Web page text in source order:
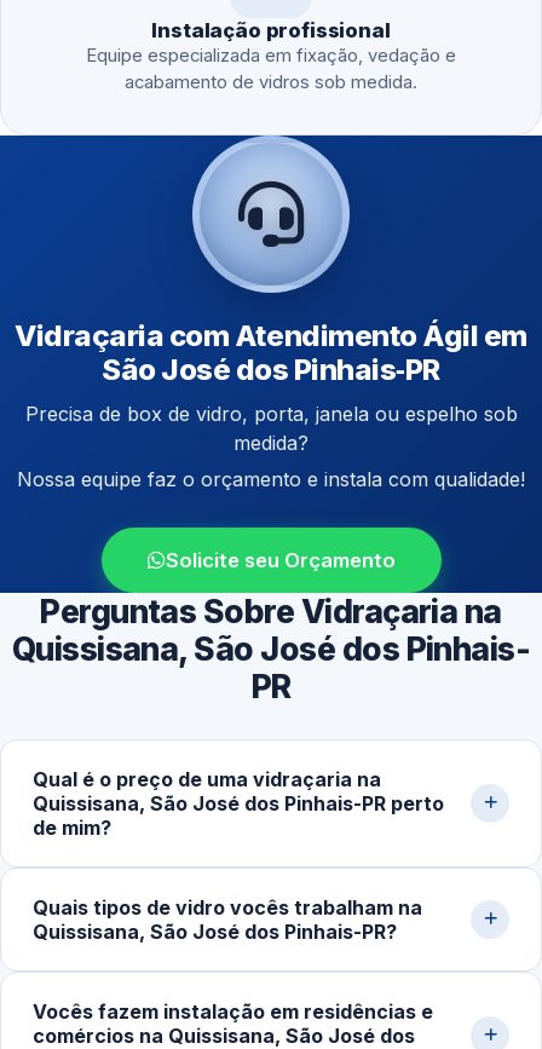
Instalação profissional
Equipe especializada em fixação, vedação e
acabamento de vidros sob medida.
Vidraçaria com Atendimento Ágil em
São José dos Pinhais‑PR
Precisa de box de vidro, porta, janela ou espelho sob
medida?
Nossa equipe faz o orçamento e instala com qualidade!
Solicite seu Orçamento
Perguntas Sobre Vidraçaria na
Quissisana, São José dos Pinhais-
PR
Qual é o preço de uma vidraçaria na
Quissisana, São José dos Pinhais-PR perto
de mim?
dimensões, espessura, acessórios e complexidade da
instalação. Box simples partem de cerca de R$400,00;
portas e fachadas podem ultrapassar R$2.500,00.
Solicite uma medição pelo WhatsApp para receber um
orçamento detalhado.
Quais tipos de vidro vocês trabalham na
Quissisana, São José dos Pinhais-PR?
jateado, refletivo, laminado e espelhos sob medida.
Vocês fazem instalação em residências e
comércios na Quissisana, São José dos